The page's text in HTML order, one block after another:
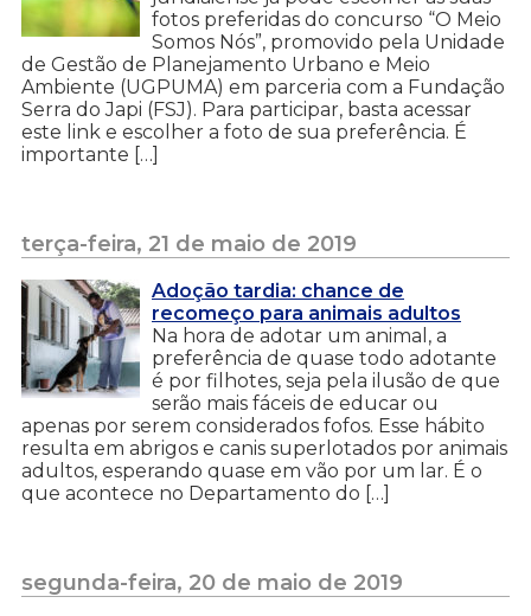
fotos preferidas do concurso “O Meio
Somos Nós”, promovido pela Unidade
de Gestão de Planejamento Urbano e Meio
Ambiente (UGPUMA) em parceria com a Fundação
Serra do Japi (FSJ). Para participar, basta acessar
este link e escolher a foto de sua preferência. É
importante […]
terça-feira, 21 de maio de 2019
Adoção tardia: chance de
recomeço para animais adultos
Na hora de adotar um animal, a
preferência de quase todo adotante
é por filhotes, seja pela ilusão de que
serão mais fáceis de educar ou
apenas por serem considerados fofos. Esse hábito
resulta em abrigos e canis superlotados por animais
adultos, esperando quase em vão por um lar. É o
que acontece no Departamento do […]
segunda-feira, 20 de maio de 2019